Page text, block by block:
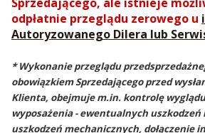
odpłatnie przeglądu zerowego u
Autoryzowanego Dilera lub
* Wykonanie przeglądu
obowiązkiem Sprzedającego przed
Klienta, obejmuje m.in. kontrolę
wyposażenia - ewentualnych
uszkodzeń mechanicznych, dołączenie